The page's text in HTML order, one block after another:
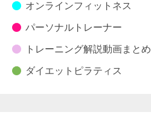
オンラインフィットネス
パーソナルトレーナー
トレーニング解説動画まとめ
ダイエットピラティス